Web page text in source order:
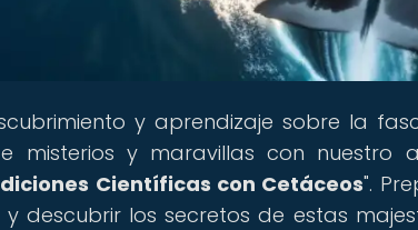
y aprendizaje sobre la
misterios y maravillas con nuestro
Científicas con Cetáceos".
descubrir los secretos de estas